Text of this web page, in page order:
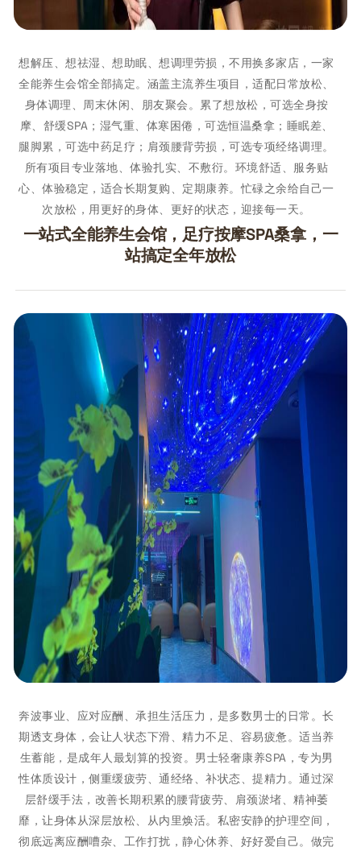
想解压、想祛湿、想助眠、想调理劳损，不用换多家店，一家
全能养生会馆全部搞定。涵盖主流养生项目，适配日常放松、
身体调理、周末休闲、朋友聚会。累了想放松，可选全身按
摩、舒缓SPA；湿气重、体寒困倦，可选恒温桑拿；睡眠差、
腿脚累，可选中药足疗；肩颈腰背劳损，可选专项经络调理。
所有项目专业落地、体验扎实、不敷衍。环境舒适、服务贴
心、体验稳定，适合长期复购、定期康养。忙碌之余给自己一
次放松，用更好的身体、更好的状态，迎接每一天。
一站式全能养生会馆，足疗按摩SPA桑拿，一
站搞定全年放松
奔波事业、应对应酬、承担生活压力，是多数男士的日常。长
期透支身体，会让人状态下滑、精力不足、容易疲惫。适当养
生蓄能，是成年人最划算的投资。男士轻奢康养SPA，专为男
性体质设计，侧重缓疲劳、通经络、补状态、提精力。通过深
层舒缓手法，改善长期积累的腰背疲劳、肩颈淤堵、精神萎
靡，让身体从深层放松、从内里焕活。私密安静的护理空间，
彻底远离应酬嘈杂、工作打扰，静心休养、好好爱自己。做完